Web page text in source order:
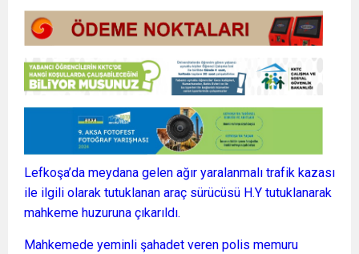
Lefkoşa’da meydana gelen ağır yaralanmalı trafik kazası
ile ilgili olarak tutuklanan araç sürücüsü H.Y tutuklanarak
mahkeme huzuruna çıkarıldı.
Mahkemede yeminli şahadet veren polis memuru